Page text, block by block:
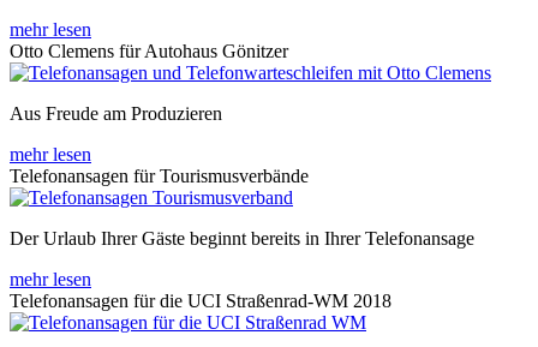
mehr lesen
Otto Clemens für Autohaus Gönitzer
Aus Freude am Produzieren
mehr lesen
Telefonansagen für Tourismusverbände
Der Urlaub Ihrer Gäste beginnt bereits in Ihrer Telefonansage
mehr lesen
Telefonansagen für die UCI Straßenrad-WM 2018